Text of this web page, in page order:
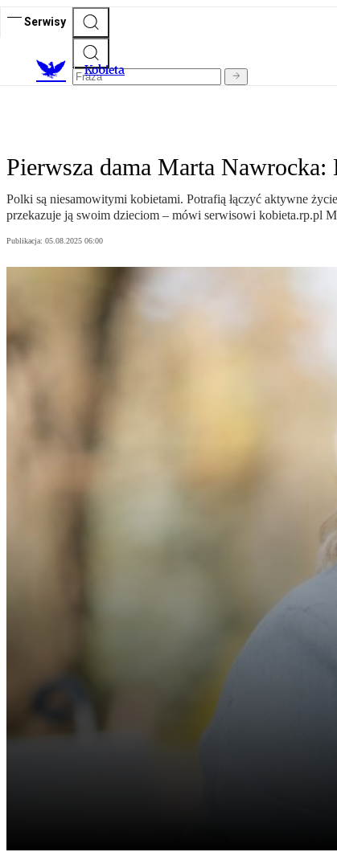
Serwisy
Kobieta
Pierwsza dama Marta
Polki są niesamowitymi kobietami. Potrafią łączyć aktywne
przekazuje ją swoim dzieciom – mówi serwisowi kobieta.rp.pl
Publikacja: 05.08.2025 06:00